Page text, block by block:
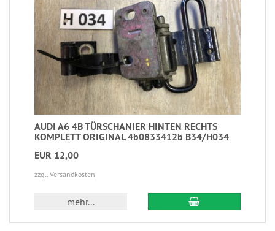
AUDI A6 4B TÜRSCHANIER HINTEN RECHTS
KOMPLETT ORIGINAL 4b0833412b B34/H034
EUR 12,00
zzgl. Versandkosten
mehr...